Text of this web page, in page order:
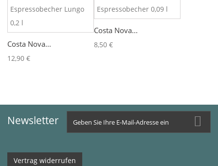
Costa Nova...
12,90 €
Costa Nova...
8,50 €
Newsletter
Vertrag widerrufen